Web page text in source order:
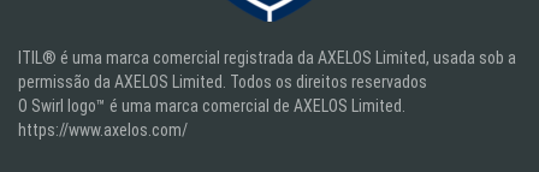
ITIL® é uma marca comercial registrada da AXELOS Limited, usada sob a
permissão da AXELOS Limited. Todos os direitos reservados
O Swirl logo™ é uma marca comercial de AXELOS Limited.
https://www.axelos.com/